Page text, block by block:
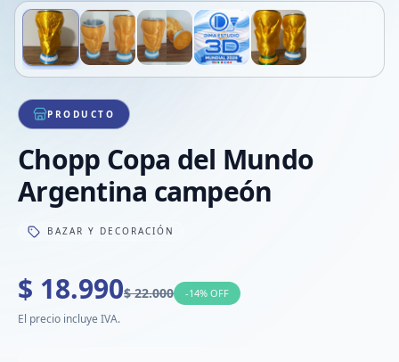
1/5
PRODUCTO
Chopp Copa del Mundo
Argentina campeón
BAZAR Y DECORACIÓN
$ 18.990$ 22.000 -14% OFF
El precio incluye IVA.